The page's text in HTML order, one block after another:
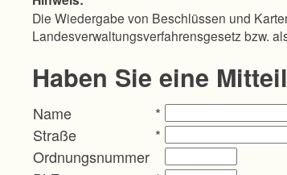
Die Wiedergabe von Beschlüssen und
Landesverwaltungsverfahrensgesetz bzw.
Haben Sie eine
Name
*
Straße
*
Ordnungsnummer